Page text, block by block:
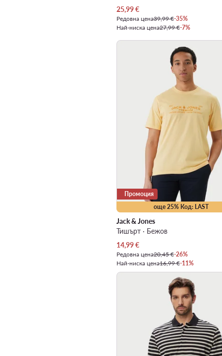
Актуална цена
25,99€
Редовна цена39,99 €-35%
Най-ниска цена27,99 €-7%
още 25% Код: LAST
Промоция
Jack & Jones
Тишърт · Бежов
Актуална цена
14,99€
Редовна цена20,45 €-26%
Най-ниска цена16,99 €-11%